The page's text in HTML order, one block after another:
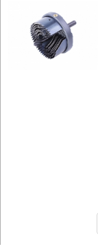
PILARKI-
KOSIARKI-